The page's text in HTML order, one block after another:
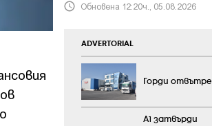
Обновена 12:20ч., 05.08.2026
ADVERTORIAL
Горди отвътре
А1 затвърди